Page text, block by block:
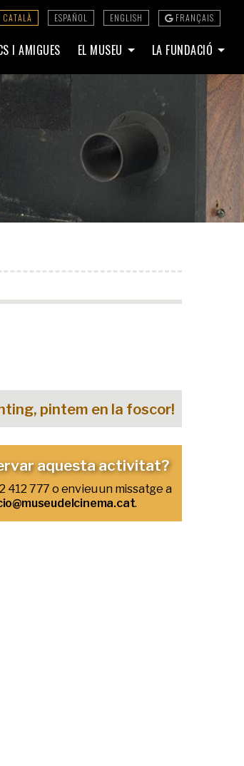
CATALÀ ESPAÑOL ENGLISH FRANÇAIS
I AMIGUES EL MUSEU LA FUNDACIÓ
aquesta activitat?
412 777 o envieu un missatge a
.